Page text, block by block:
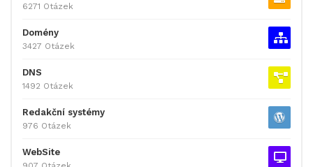
6271 Otázek
Domény
3427 Otázek
DNS
1492 Otázek
Redakční systémy
976 Otázek
WebSite